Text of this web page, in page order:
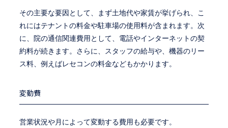
その主要な要因として、まず土地代や家賃が挙げられ、こ
れにはテナントの料金や駐車場の使用料が含まれます。次
に、院の通信関連費用として、電話やインターネットの契
約料が続きます。さらに、スタッフの給与や、機器のリー
ス料、例えばレセコンの料金などもかかります。
変動費
営業状況や月によって変動する費用も必要です。